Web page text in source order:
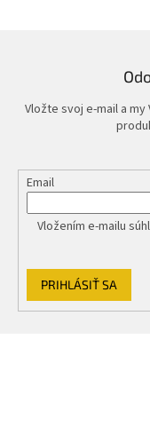
Vložte svoj e-mail a
Email
Vložením e-mailu
PRIHLÁSIŤ SA